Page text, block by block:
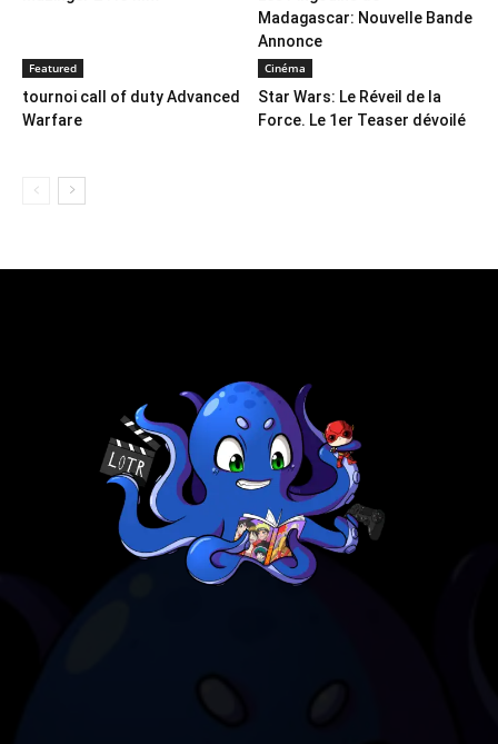
Madagascar: Nouvelle Bande
Annonce
Featured
tournoi call of duty Advanced
Warfare
Cinéma
Star Wars: Le Réveil de la
Force. Le 1er Teaser dévoilé